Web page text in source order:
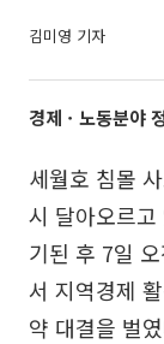
김미영 기자
경제ㆍ노동분야
세월호 침몰
시 달아오르
기된 후 7일
서 지역경제
약 대결을 벌